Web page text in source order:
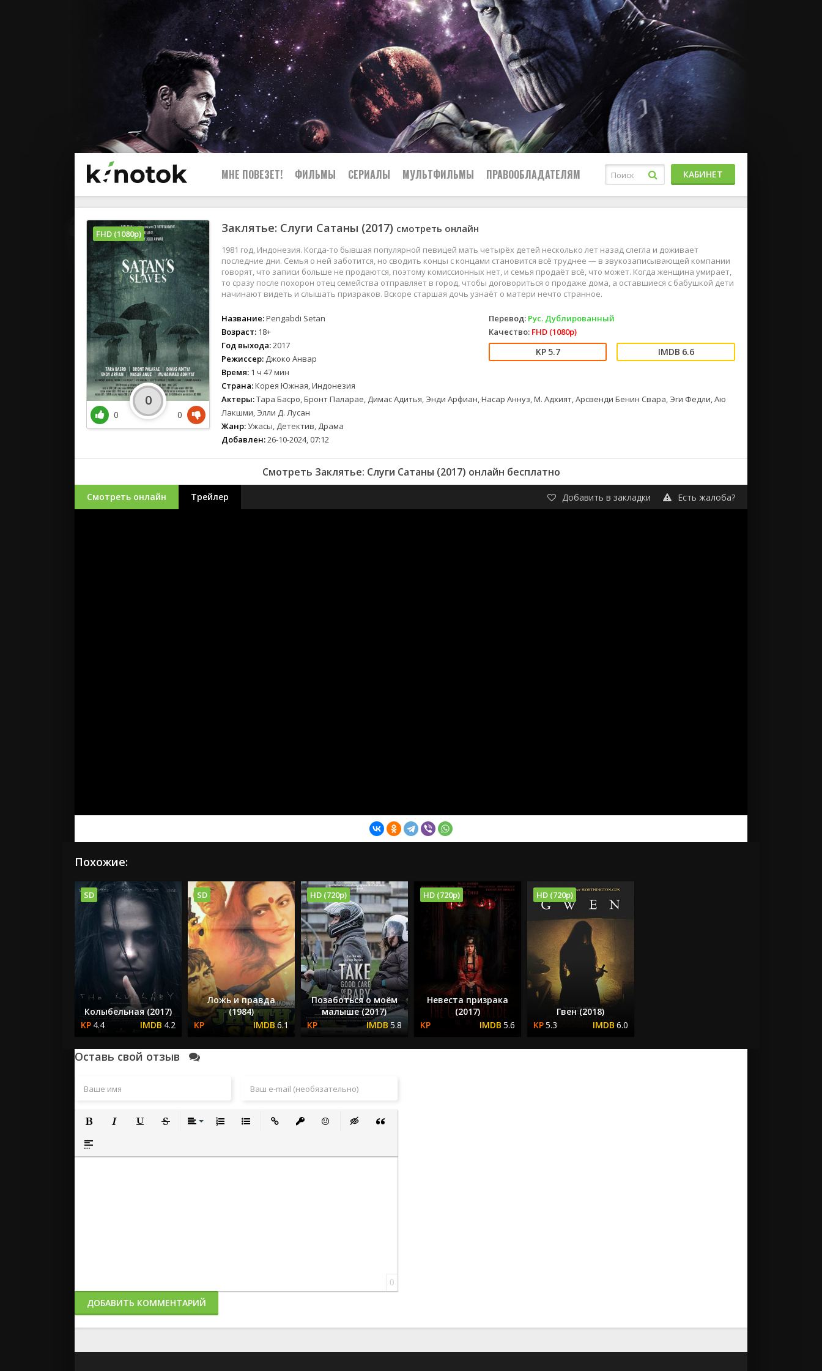
МНЕ ПОВЕЗЕТ! ФИЛЬМЫ СЕРИАЛЫ МУЛЬТФИЛЬМЫ ПРАВООБЛАДАТЕЛЯМ КАБИНЕТ
Заклятье: Слуги Сатаны (2017) смотреть онлайн
1981 год, Индонезия. Когда-то бывшая популярной певицей мать четырёх детей несколько лет назад слегла и доживает
последние дни. Семья о ней заботится, но сводить концы с концами становится всё труднее — в звукозаписывающей компании
говорят, что записи больше не продаются, поэтому комиссионных нет, и семья продаёт всё, что может. Когда женщина умирает,
то сразу после похорон отец семейства отправляет в город, чтобы договориться о продаже дома, а оставшиеся с бабушкой дети
начинают видеть и слышать призраков. Вскоре старшая дочь узнаёт о матери нечто странное.
Название:Pengabdi Setan
Возраст: 18+
Год выхода:2017
Режиссер: Джоко Анвар
Время: 1 ч 47 мин
Страна:Корея Южная, Индонезия
Перевод: Рус. Дублированный
Качество: FHD (1080p)
5.7 6.6
Актеры:Тара Басро, Бронт Паларае, Димас Адитья, Энди Арфиан, Насар Аннуз, М. Адхият, Арсвенди Бенин Свара, Эги Федли, Аю
Лакшми, Элли Д. Лусан
Жанр:Ужасы, Детектив, Драма
Добавлен:26-10-2024, 07:12
FHD (1080p)
0
0
0
Смотреть Заклятье: Слуги Сатаны (2017) онлайн бесплатно
Смотреть онлайн Трейлер Добавить в закладки Есть жалоба?
Похожие:
SD
Колыбельная (2017)
4.4
4.2
SD
Ложь и правда
(1984)
6.1
HD (720p)
Позаботься о моём
малыше (2017)
5.8
HD (720p)
Невеста призрака
(2017)
5.6
HD (720p)
Гвен (2018)
5.3
6.0
Оставь свой отзыв
Вставка спойлера
0
ДОБАВИТЬ КОММЕНТАРИЙ